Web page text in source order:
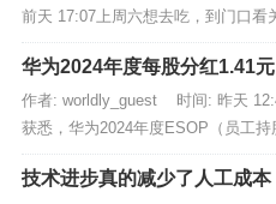
前天 17:07上周六想去吃，到门口
时间: 前天 17:12正常作...
华为2024年度每股分红1.41元
作者: worldly_guest 时间: 昨天
获悉，华为2024年度ESOP（员工
每股分红1.41元。按此计算，虚拟股
技术进步真的减少了人工成本